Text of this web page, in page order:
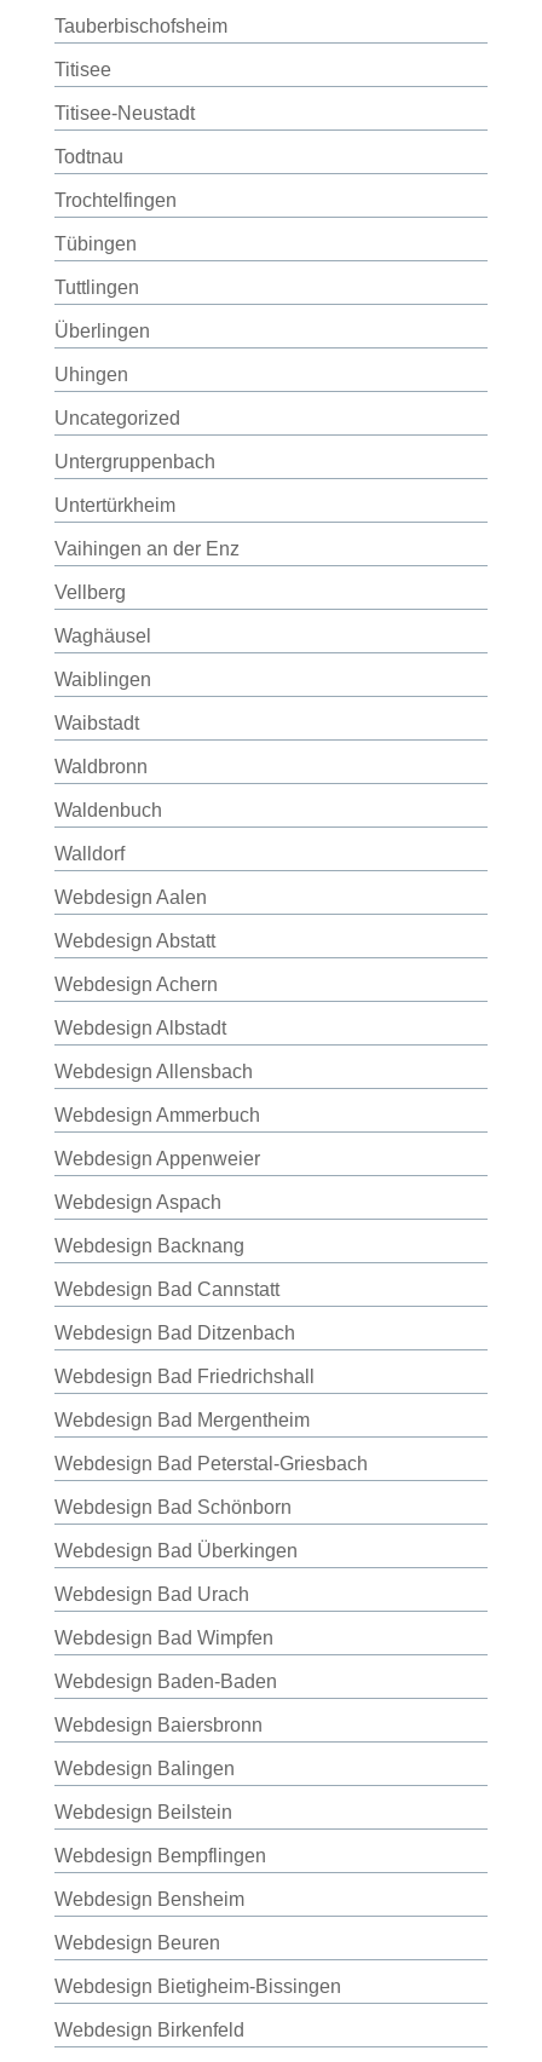
Tauberbischofsheim
Titisee
Titisee-Neustadt
Todtnau
Trochtelfingen
Tübingen
Tuttlingen
Überlingen
Uhingen
Uncategorized
Untergruppenbach
Untertürkheim
Vaihingen an der Enz
Vellberg
Waghäusel
Waiblingen
Waibstadt
Waldbronn
Waldenbuch
Walldorf
Webdesign Aalen
Webdesign Abstatt
Webdesign Achern
Webdesign Albstadt
Webdesign Allensbach
Webdesign Ammerbuch
Webdesign Appenweier
Webdesign Aspach
Webdesign Backnang
Webdesign Bad Cannstatt
Webdesign Bad Ditzenbach
Webdesign Bad Friedrichshall
Webdesign Bad Mergentheim
Webdesign Bad Peterstal-Griesbach
Webdesign Bad Schönborn
Webdesign Bad Überkingen
Webdesign Bad Urach
Webdesign Bad Wimpfen
Webdesign Baden-Baden
Webdesign Baiersbronn
Webdesign Balingen
Webdesign Beilstein
Webdesign Bempflingen
Webdesign Bensheim
Webdesign Beuren
Webdesign Bietigheim-Bissingen
Webdesign Birkenfeld